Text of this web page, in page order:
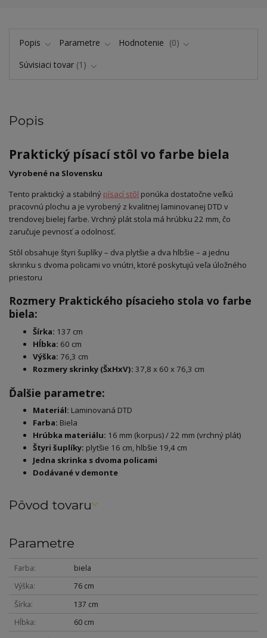
Popis Parametre Hodnotenie
0
Súvisiaci tovar 1
Popis
Praktický písací stôl vo farbe biela
Vyrobené na Slovensku
Tento praktický a stabilný písací stôl ponúka dostatočne veľkú
pracovnú plochu a je vyrobený z kvalitnej laminovanej DTD v
trendovej bielej farbe. Vrchný plát stola má hrúbku 22 mm, čo
zaručuje pevnosť a odolnosť.
Stôl obsahuje štyri šuplíky – dva plytšie a dva hlbšie – a jednu
skrinku s dvoma policami vo vnútri, ktoré poskytujú veľa úložného
priestoru
Rozmery Praktického písacieho stola vo farbe
biela:
Šírka: 137 cm
Hĺbka: 60 cm
Výška: 76,3 cm
Rozmery skrinky (ŠxHxV): 37,8 x 60 x 76,3 cm
Ďalšie parametre:
Materiál: Laminovaná DTD
Farba: Biela
Hrúbka materiálu: 16 mm (korpus) / 22 mm (vrchný plát)
Štyri šuplíky: plytšie 16 cm, hlbšie 19,4 cm
Jedna skrinka s dvoma policami
Dodávané v demonte
Pôvod tovaru
Parametre
Farba
biela
Výška
76 cm
Šírka
137 cm
Hĺbka
60 cm